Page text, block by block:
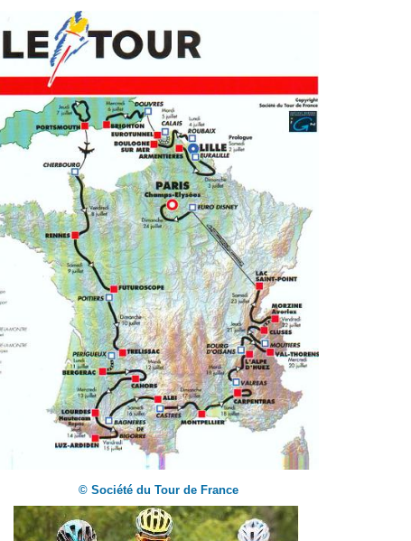
© Société du Tour de France